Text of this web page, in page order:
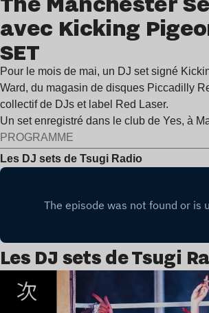
avec Kicking
SET
Pour le mois de mai, un DJ set signé
Ward, du magasin de disques Piccadilly
collectif de DJs et label Red Laser.
Un set enregistré dans le club de Yes, à
PROGRAMME
Les DJ sets de Tsugi Radio
Les DJ sets de Tsugi
Lire